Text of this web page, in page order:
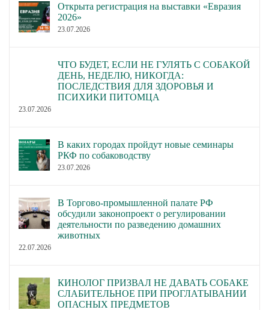
Открыта регистрация на выставки «Евразия
2026»
23.07.2026
ЧТО БУДЕТ, ЕСЛИ НЕ ГУЛЯТЬ С СОБАКОЙ
ДЕНЬ, НЕДЕЛЮ, НИКОГДА:
ПОСЛЕДСТВИЯ ДЛЯ ЗДОРОВЬЯ И
ПСИХИКИ ПИТОМЦА
23.07.2026
В каких городах пройдут новые семинары
РКФ по собаководству
23.07.2026
В Торгово-промышленной палате РФ
обсудили законопроект о регулировании
деятельности по разведению домашних
животных
22.07.2026
КИНОЛОГ ПРИЗВАЛ НЕ ДАВАТЬ СОБАКЕ
СЛАБИТЕЛЬНОЕ ПРИ ПРОГЛАТЫВАНИИ
ОПАСНЫХ ПРЕДМЕТОВ